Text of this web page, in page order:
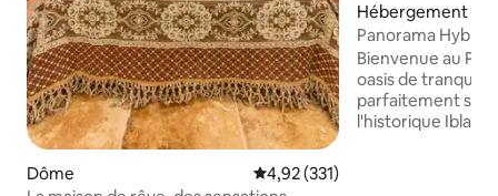
Dôme Évaluation moyenne sur la
4,92 (331)
Hébergement
Panorama
Bienvenue au
oasis de
parfaitement
l'historique Ibla et